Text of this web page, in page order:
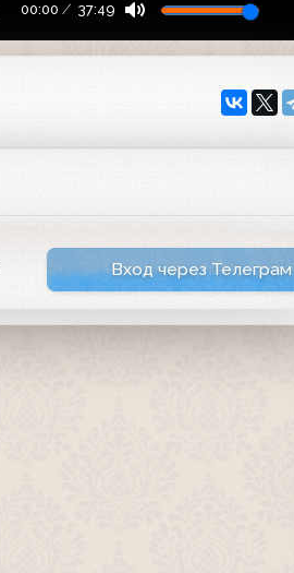
00:00 37:49
Вход через Телеграм